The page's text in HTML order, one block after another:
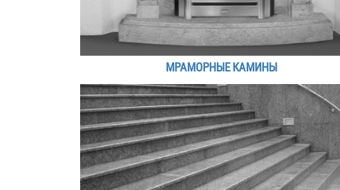
МРАМОРНЫЕ КАМИНЫ